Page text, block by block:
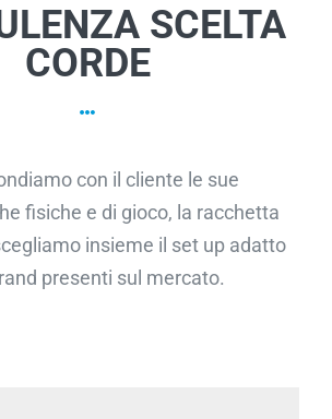
SCELTA
CORDE
con il cliente le sue
fisiche e di gioco, la racchetta
insieme il set up adatto
presenti sul mercato.